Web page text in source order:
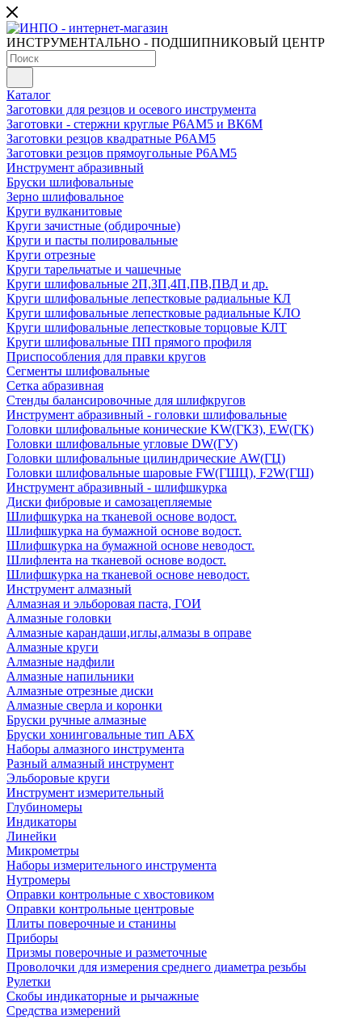
ИНСТРУМЕНТАЛЬНО - ПОДШИПНИКОВЫЙ ЦЕНТР
Каталог
Заготовки для резцов и осевого инструмента
Заготовки - стержни круглые Р6АМ5 и ВК6М
Заготовки резцов квадратные Р6АМ5
Заготовки резцов прямоугольные Р6АМ5
Инструмент абразивный
Бруски шлифовальные
Зерно шлифовальное
Круги вулканитовые
Круги зачистные (обдирочные)
Круги и пасты полировальные
Круги отрезные
Круги тарельчатые и чашечные
Круги шлифовальные 2П,3П,4П,ПВ,ПВД и др.
Круги шлифовальные лепестковые радиальные КЛ
Круги шлифовальные лепестковые радиальные КЛО
Круги шлифовальные лепестковые торцовые КЛТ
Круги шлифовальные ПП прямого профиля
Приспособления для правки кругов
Сегменты шлифовальные
Сетка абразивная
Стенды балансировочные для шлифкругов
Инструмент абразивный - головки шлифовальные
Головки шлифовальные конические KW(ГКЗ), EW(ГК)
Головки шлифовальные угловые DW(ГУ)
Головки шлифовальные цилиндрические AW(ГЦ)
Головки шлифовальные шаровые FW(ГШЦ), F2W(ГШ)
Инструмент абразивный - шлифшкурка
Диски фибровые и самозацепляемые
Шлифшкурка на тканевой основе водост.
Шлифшкурка на бумажной основе водост.
Шлифшкурка на бумажной основе неводост.
Шлифлента на тканевой основе водост.
Шлифшкурка на тканевой основе неводост.
Инструмент алмазный
Алмазная и эльборовая паста, ГОИ
Алмазные головки
Алмазные карандаши,иглы,алмазы в оправе
Алмазные круги
Алмазные надфили
Алмазные напильники
Алмазные отрезные диски
Алмазные сверла и коронки
Бруски ручные алмазные
Бруски хонинговальные тип АБХ
Наборы алмазного инструмента
Разный алмазный инструмент
Эльборовые круги
Инструмент измерительный
Глубиномеры
Индикаторы
Линейки
Микрометры
Наборы измерительного инструмента
Нутромеры
Оправки контрольные с хвостовиком
Оправки контрольные центровые
Плиты поверочные и станины
Приборы
Призмы поверочные и разметочные
Проволочки для измерения среднего диаметра резьбы
Рулетки
Скобы индикаторные и рычажные
Средства измерений